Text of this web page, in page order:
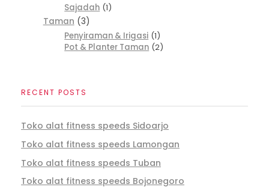
Sajadah 1
Taman
3
Penyiraman & Irigasi 1
Pot & Planter Taman 2
RECENT POSTS
Toko alat fitness speeds Sidoarjo
Toko alat fitness speeds Lamongan
Toko alat fitness speeds Tuban
Toko alat fitness speeds Bojonegoro